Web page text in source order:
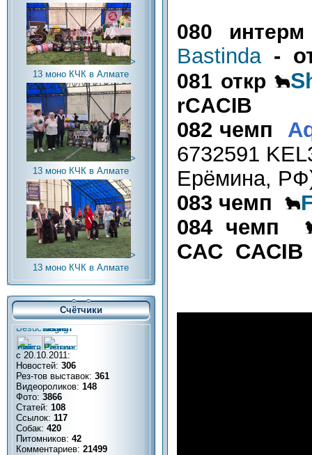
>
13 моно КЧК в Алмате
>
13 моно КЧК в Алмате
>
13 моно КЧК в Алмате
Счётчики
с 20.10.2011:
Новостей: 306
Рез-тов выставок: 361
Видеороликов: 148
Фото: 3866
Статей: 108
Ссылок: 117
Собак: 420
Питомников: 42
Комментариев: 21499
080
Bastinda -
081 откр
rCACIB
082 чемп
6732591
Ерёмина,
083 чемп
084 чемп
CAC